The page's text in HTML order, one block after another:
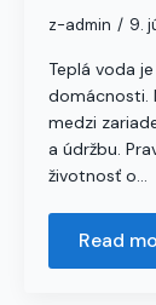
z-admin 9.
Teplá voda
domácnosti.
medzi
a údržbu.
životnosť o…
Read